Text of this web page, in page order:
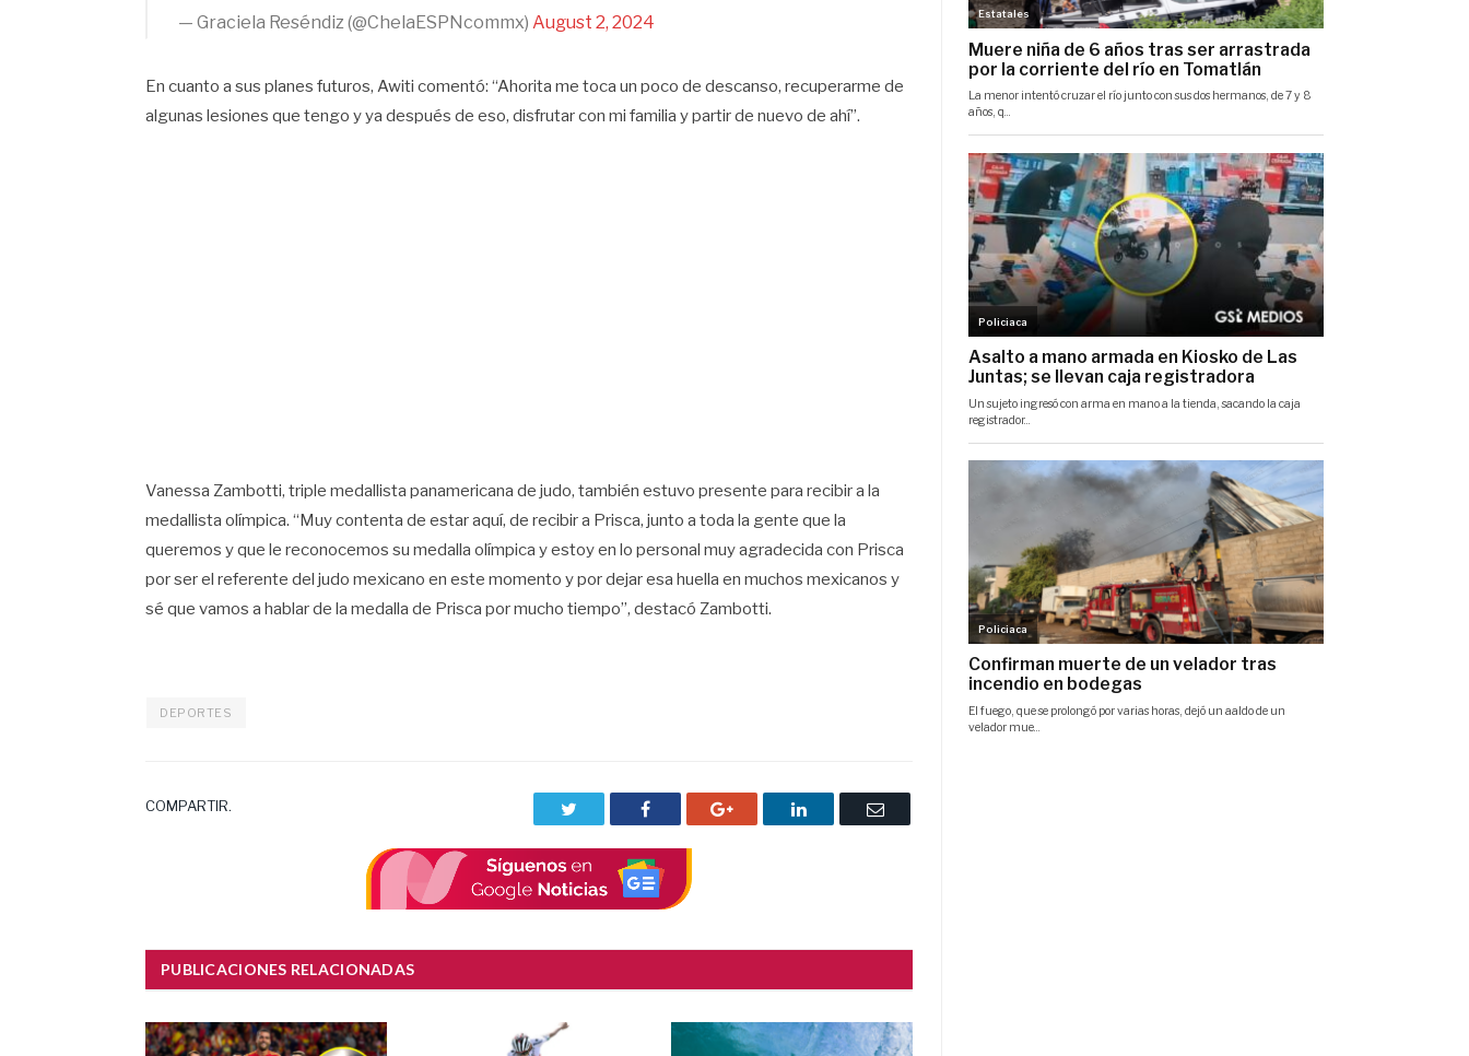
— Graciela Reséndiz (@ChelaESPNcommx) August 2, 2024
En cuanto a sus planes futuros, Awiti comentó: “Ahorita me toca un poco de descanso, recuperarme de
algunas lesiones que tengo y ya después de eso, disfrutar con mi familia y partir de nuevo de ahí”.
Vanessa Zambotti, triple medallista panamericana de judo, también estuvo presente para recibir a la
medallista olímpica. “Muy contenta de estar aquí, de recibir a Prisca, junto a toda la gente que la
queremos y que le reconocemos su medalla olímpica y estoy en lo personal muy agradecida con Prisca
por ser el referente del judo mexicano en este momento y por dejar esa huella en muchos mexicanos y
sé que vamos a hablar de la medalla de Prisca por mucho tiempo”, destacó Zambotti.
DEPORTES
COMPARTIR. Facebook Google+ LinkedIn
Correo
PUBLICACIONES RELACIONADAS